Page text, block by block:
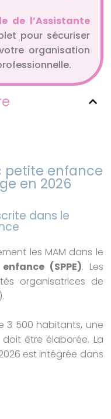
de l’Assistante
pour sécuriser
organisation
petite enfance
en 2026
dans le
les MAM dans le
(SPPE). Les
organisatrices de
3 500 habitants, une
être élaborée. La
est intégrée dans